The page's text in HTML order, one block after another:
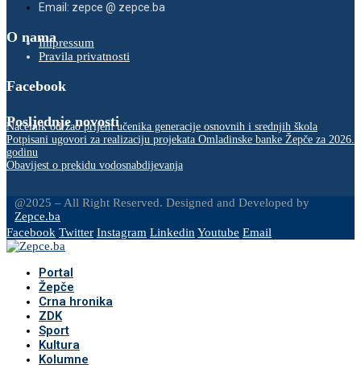
Email: zepce @ zepce.ba
O namaImpressum
Pravila privatnosti
Facebook
Posljednje novosti
Načelnik održao prijem učenika generacije osnovnih i srednjih škola
Potpisani ugovori za realizaciju projekata Omladinske banke Žepče za 2026.
godinu
Obavijest o prekidu vodosnabdijevanja
@2025 – All Right Reserved. Designed and Developed by
Zepce.ba
Facebook Twitter Instagram LinkedinYoutube Email
Portal
Žepče
Crna hronika
ZDK
Sport
Kultura
Kolumne